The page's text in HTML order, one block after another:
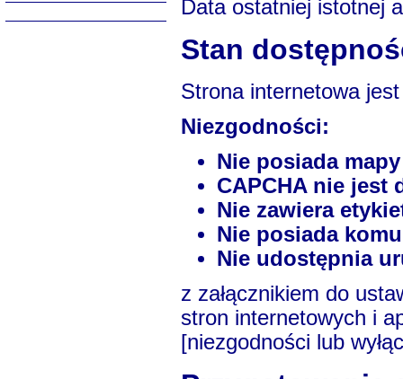
Data ostatniej istotnej
Stan
Strona internetowa
Niezgodności:
Nie posiada
CAPCHA nie jest
Nie zawiera
Nie posiada
Nie udostępnia
z załącznikiem do
stron internetowych i
[niezgodności lub